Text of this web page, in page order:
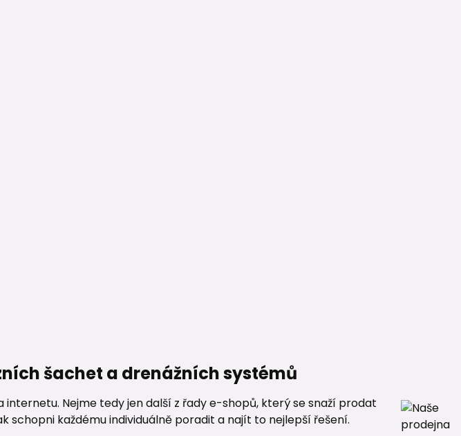
šachet a drenážních systémů
Nejme tedy jen další z řady e-shopů, který se snaží prodat
schopni každému individuálně poradit a najít to nejlepší řešení.